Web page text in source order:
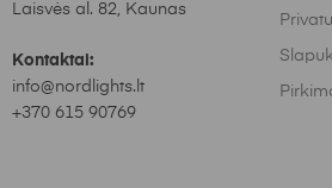
Laisvės al. 82, Kaunas
Kontaktai:
info@nordlights.lt
+370 615 90769